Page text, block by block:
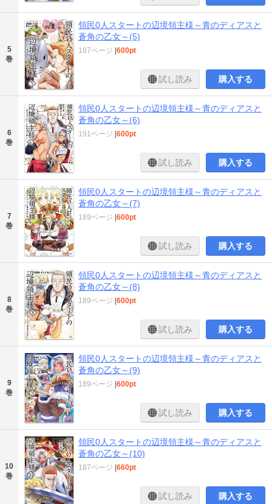
5
巻
領民0人スタートの辺境領主様～青のディアスと
蒼角の乙女～(5)
187ページ 600pt
試し読み 購入する
6
巻
領民0人スタートの辺境領主様～青のディアスと
蒼角の乙女～(6)
191ページ 600pt
試し読み 購入する
7
巻
領民0人スタートの辺境領主様～青のディアスと
蒼角の乙女～(7)
189ページ 600pt
試し読み 購入する
8
巻
領民0人スタートの辺境領主様～青のディアスと
蒼角の乙女～(8)
189ページ 600pt
試し読み 購入する
9
巻
領民0人スタートの辺境領主様～青のディアスと
蒼角の乙女～(9)
189ページ 600pt
試し読み 購入する
10
巻
領民0人スタートの辺境領主様～青のディアスと
蒼角の乙女～(10)
187ページ 660pt
試し読み 購入する